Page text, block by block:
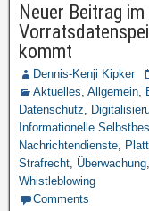
Neuer Beitrag
kommt
Dennis-Kenji Kipker
Aktuelles, Allgemein,
Datenschutz,
Informationelle
Nachrichtendienste,
Strafrecht, Überwachung,
Whistleblowing
Comments